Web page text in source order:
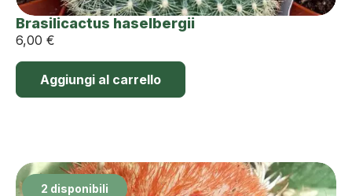
Brasilicactus haselbergii
6,00 €
Aggiungi al carrello
2 disponibili